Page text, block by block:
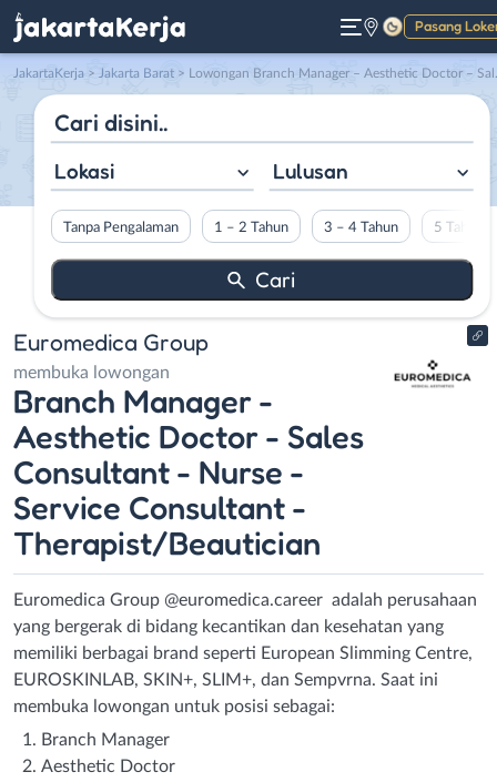
Pasang
Gelap
JakartaKerja > Jakarta Barat > Lowongan Branch Manager – Aesthetic Doctor – Sales Consultant – Nurse – Service Consultant – Therapist/Beautician di Euromedica Group
Lokasi Lulusan
Tanpa Pengalaman 1 – 2 Tahun 3 – 4 Tahun 5 Tahun
Euromedica Group
membuka lowongan
Branch Manager -
Aesthetic Doctor - Sales
Consultant - Nurse -
Service Consultant -
Therapist/Beautician
Euromedica Group @euromedica.career adalah perusahaan
yang bergerak di bidang kecantikan dan kesehatan yang
memiliki berbagai brand seperti European Slimming Centre,
EUROSKINLAB, SKIN+, SLIM+, dan Sempvrna. Saat ini
membuka lowongan untuk posisi sebagai:
Branch Manager
Aesthetic Doctor